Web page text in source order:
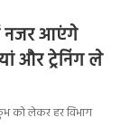
नजर आएंगे
और ट्रेनिंग ले
को लेकर हर विभाग